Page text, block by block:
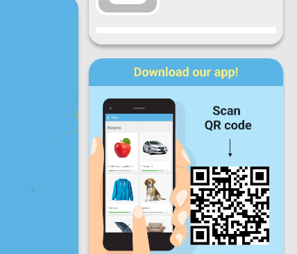
Прагрэс
Пн Сер Чц
Сб Нядз
Штодзённы прагрэс
Штомесячны прагрэс